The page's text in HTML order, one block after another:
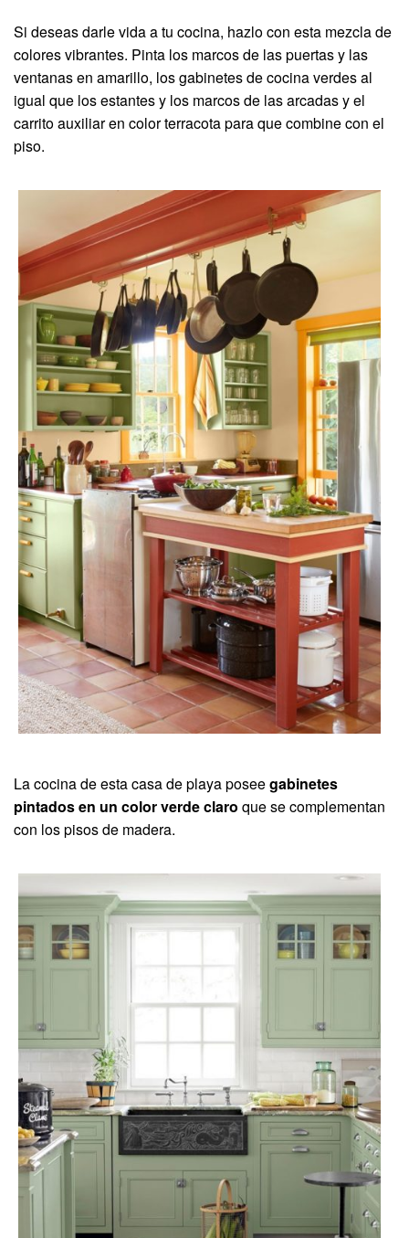
Si deseas darle vida a tu cocina, hazlo con esta mezcla de
colores vibrantes. Pinta los marcos de las puertas y las
ventanas en amarillo, los gabinetes de cocina verdes al
igual que los estantes y los marcos de las arcadas y el
carrito auxiliar en color terracota para que combine con el
piso.
La cocina de esta casa de playa poseegabinetes
pintados en un color verde claro que se complementan
con los pisos de madera.